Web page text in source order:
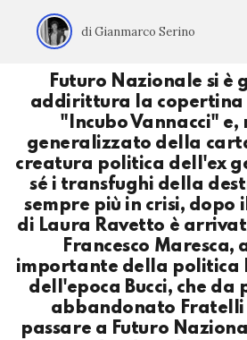
di Gianmarco Serino
Futuro Nazionale si è
addirittura la copertina
"Incubo Vannacci" e,
generalizzato della
creatura politica dell'ex
sé i transfughi della
sempre più in crisi, dopo
di Laura Ravetto è
Francesco Maresca,
importante della politica
dell'epoca Bucci, che da
abbandonato
passare a Futuro